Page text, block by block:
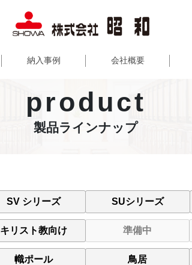
納入事例 会社概要
product
製品ラインナップ
SV シリーズ SUシリーズ
キリスト教向け 準備中
幟ポール 鳥居